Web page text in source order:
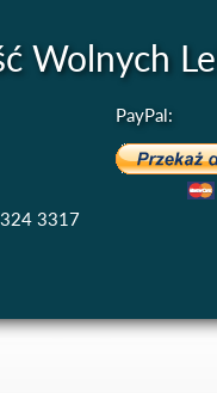
Wolnych
3317
PayPal: